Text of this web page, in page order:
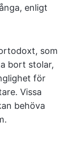
enligt
som
bort stolar,
för
Vissa
behöva